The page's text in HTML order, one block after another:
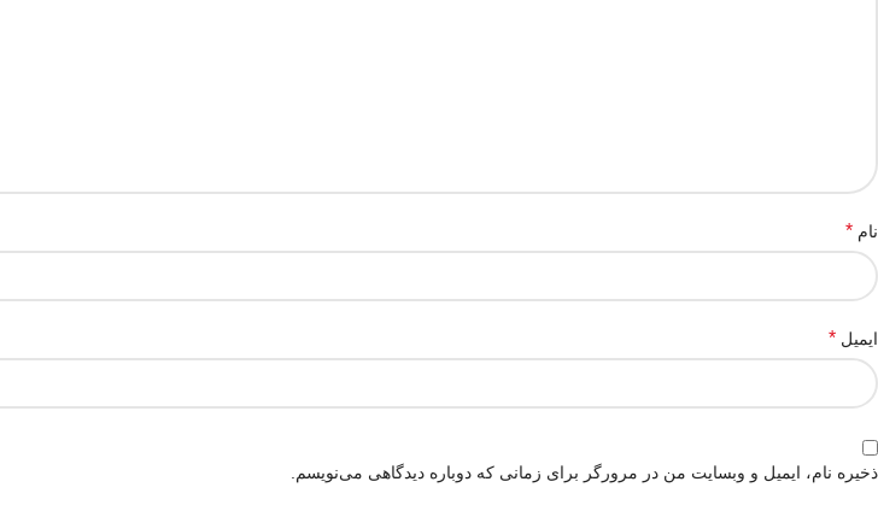
نام *
ایمیل *
ذخیره نام، ایمیل و وبسایت من در مرورگر برای زمانی که دوباره دیدگاهی می‌نویسم.